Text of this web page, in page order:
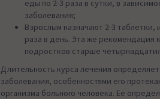
еды по 2-3 раза в сутки, в
заболевания;
Взрослым назначают 2-3 таблетки,
раза в день. Эта же рекомендация
подростков старше
Длительность курса лечения
заболевания, особенностями его
организма больного человека. Ее